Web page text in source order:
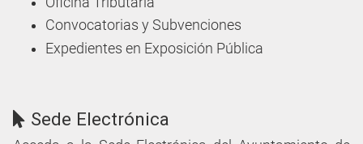
Convocatorias y Subvenciones
Expedientes en Exposición Pública
Sede Electrónica